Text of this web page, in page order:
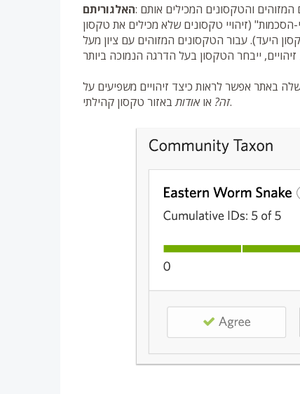
האלגוריתם
(זיהויי טקסונים שלא מכילים את טקסון
היעד). עבור הטקסונים המזוהים עם ציון מעל
זה? אואודות באזור טקסון קהילתי.